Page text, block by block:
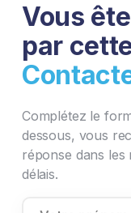
Vous
par
Complétez le
dessous, vous
réponse dans les
délais.